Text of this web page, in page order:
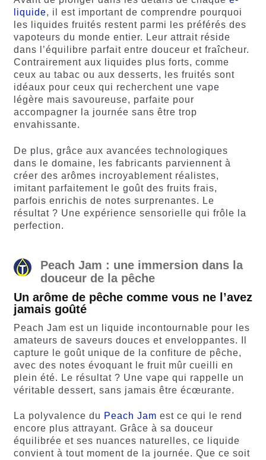
liquide, il est important de comprendre pourquoi
les liquides fruités restent parmi les préférés des
vapoteurs du monde entier. Leur attrait réside
dans l’équilibre parfait entre douceur et fraîcheur.
Contrairement aux liquides plus forts, comme
ceux au tabac ou aux desserts, les fruités sont
idéaux pour ceux qui recherchent une vape
légère mais savoureuse, parfaite pour
accompagner la journée sans être trop
envahissante.
De plus, grâce aux avancées technologiques
dans le domaine, les fabricants parviennent à
créer des arômes incroyablement réalistes,
imitant parfaitement le goût des fruits frais,
parfois enrichis de notes surprenantes. Le
résultat ? Une expérience sensorielle qui frôle la
perfection.
Peach Jam : une immersion dans la
douceur de la pêche
Un arôme de pêche comme vous ne l’avez
jamais goûté
Peach Jam est un liquide incontournable pour les
amateurs de saveurs douces et enveloppantes. Il
capture le goût unique de la confiture de pêche,
avec des notes évoquant le fruit mûr cueilli en
plein été. Le résultat ? Une vape qui rappelle un
véritable dessert, sans jamais être écœurante.
La polyvalence du Peach Jam est ce qui le rend
encore plus attrayant. Grâce à sa douceur
équilibrée et ses nuances naturelles, ce liquide
convient à tout moment de la journée. Que ce soit